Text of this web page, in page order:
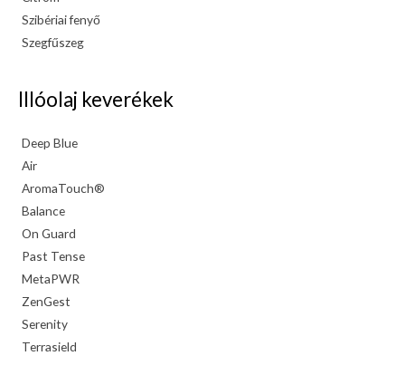
Szibériai fenyő
Szegfűszeg
Illóolaj keverékek
Deep Blue
Air
AromaTouch®
Balance
On Guard
Past Tense
MetaPWR
ZenGest
Serenity
Terrasield